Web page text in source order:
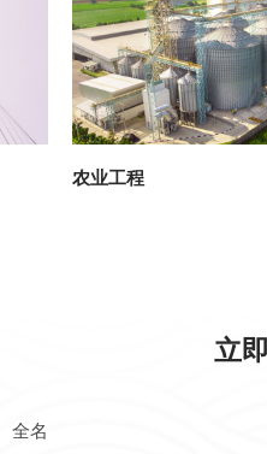
农业工程
立